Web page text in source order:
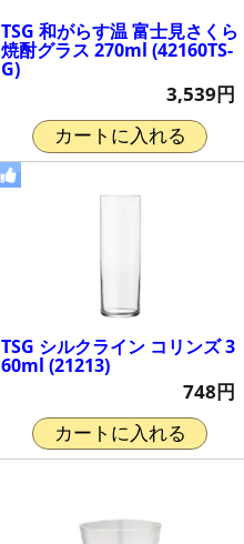
TSG 和がらす温 富士見さくら
焼酎グラス 270ml (42160TS-
G)
3,539円
カートに入れる
TSG シルクライン コリンズ 3
60ml (21213)
748円
カートに入れる